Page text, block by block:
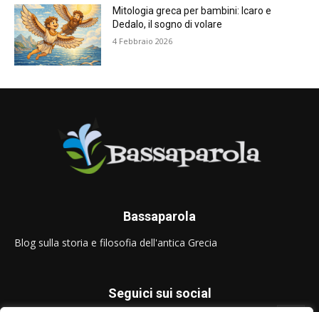
Mitologia greca per bambini: Icaro e
Dedalo, il sogno di volare
4 Febbraio 2026
Bassaparola
Blog sulla storia e filosofia dell'antica Grecia
Seguici sui social